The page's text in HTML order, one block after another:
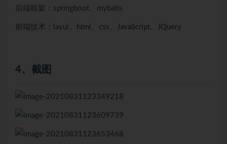
后端框架：springboot、mybatis
前端技术：layui、html、css、JavaScript、JQuery
4、 截图